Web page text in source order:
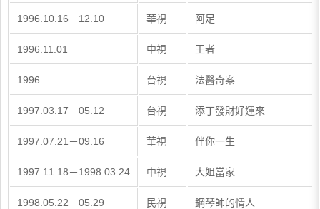
1996.10.16－12.10 華視 阿足
1996.11.01 中視 王者
1996 台視 法醫奇案
1997.03.17－05.12 台視 添丁發財好運來
1997.07.21－09.16 華視 伴你一生
1997.11.18－1998.03.24 中視 大姐當家
1998.05.22－05.29 民視 鋼琴師的情人